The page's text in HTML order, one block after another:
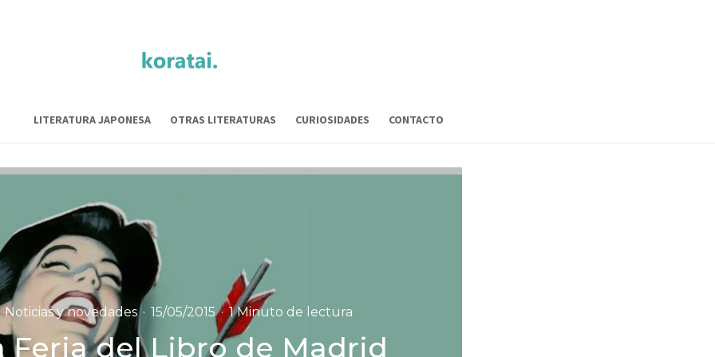
LITERATURA JAPONESA OTRAS LITERATURAS CURIOSIDADES CONTACTO
Noticias y novedades · 15/05/2015 · 1 Minuto de lectura
Feria del Libro de Madrid